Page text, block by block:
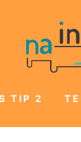
TIP 2